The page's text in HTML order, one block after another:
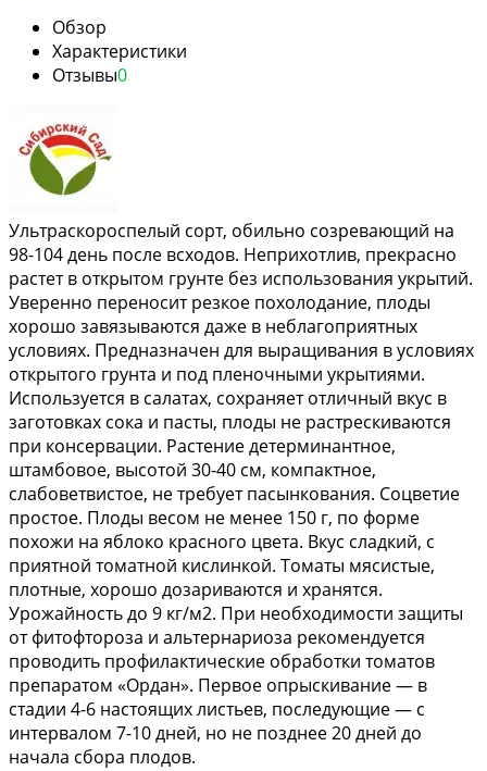
Обзор
Характеристики
Отзывы0
Ультраскороспелый сорт, обильно созревающий на
98-104 день после всходов. Неприхотлив, прекрасно
растет в открытом грунте без использования укрытий.
Уверенно переносит резкое похолодание, плоды
хорошо завязываются даже в неблагоприятных
условиях. Предназначен для выращивания в условиях
открытого грунта и под пленочными укрытиями.
Используется в салатах, сохраняет отличный вкус в
заготовках сока и пасты, плоды не растрескиваются
при консервации. Растение детерминантное,
штамбовое, высотой 30-40 см, компактное,
слабоветвистое, не требует пасынкования. Соцветие
простое. Плоды весом не менее 150 г, по форме
похожи на яблоко красного цвета. Вкус сладкий, с
приятной томатной кислинкой. Томаты мясистые,
плотные, хорошо дозариваются и хранятся.
Урожайность до 9 кг/м2. При необходимости защиты
от фитофтороза и альтернариоза рекомендуется
проводить профилактические обработки томатов
препаратом «Ордан». Первое опрыскивание — в
стадии 4-6 настоящих листьев, последующие — с
интервалом 7-10 дней, но не позднее 20 дней до
начала сбора плодов.